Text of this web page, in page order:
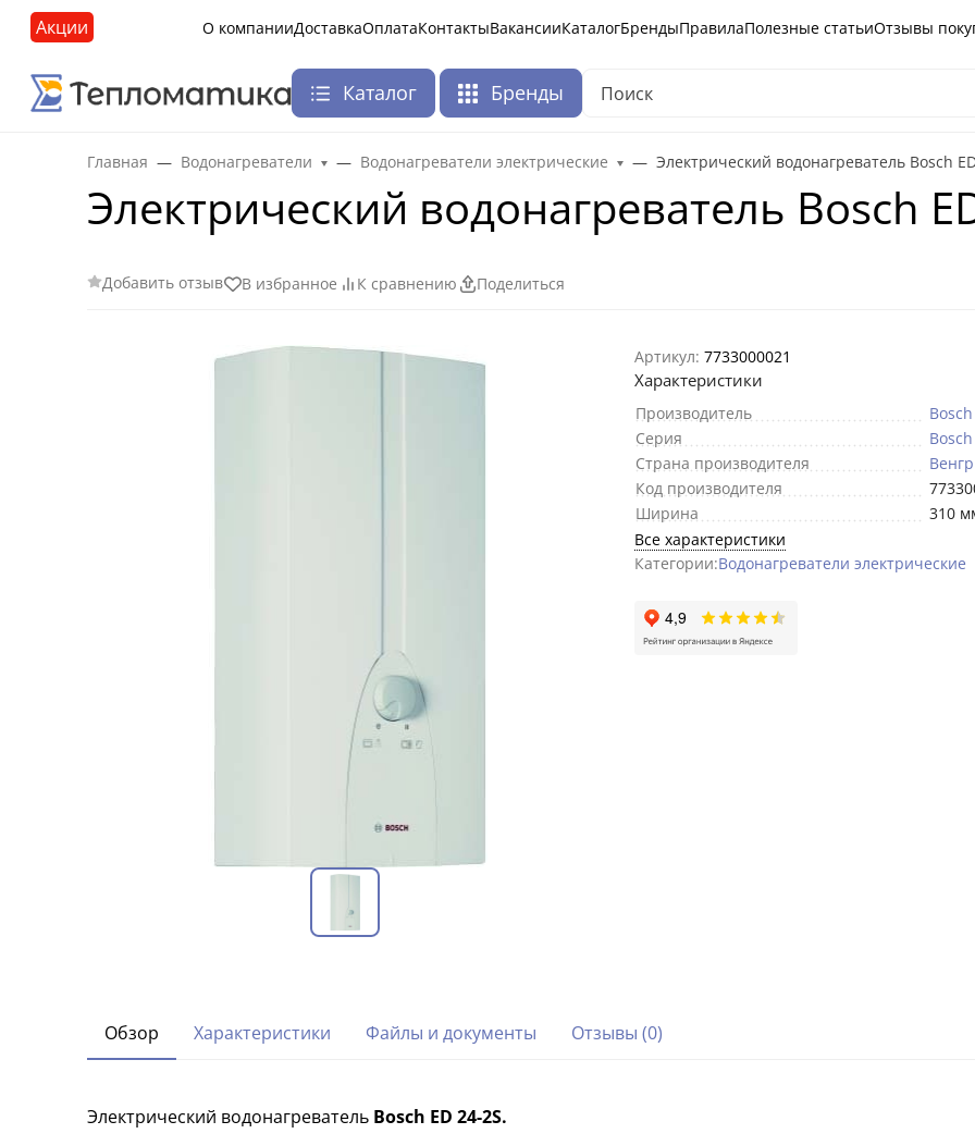
Акции О компанииДоставкаОплатаКонтактыВакансииКаталогБрендыПравилаПолезные статьиОтзывы
Каталог Бренды
Главная Водонагреватели Водонагреватели электрические Электрический водонагреватель Bosch
Электрический водонагреватель Bosch
Добавить отзыв В избранное К сравнению Поделиться
Артикул: 7733000021
Характеристики
Производитель
Bosch
Серия
Страна производителя
Код производителя
Ширина
310
Все характеристики
Категории:Водонагреватели электрические
Обзор Характеристики Файлы и документы Отзывы (0)
Электрический водонагреватель Bosch ED 24-2S.